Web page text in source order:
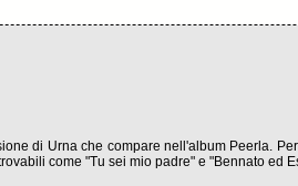
di Urna che compare nell'album Peerla.
come "Tu sei mio padre" e "Bennato ed